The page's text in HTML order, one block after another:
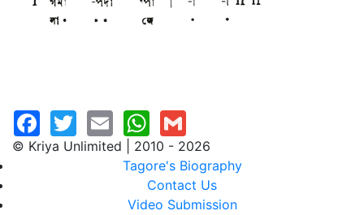
© Kriya Unlimited | 2010 - 2026
Tagore's Biography
Contact Us
Video Submission